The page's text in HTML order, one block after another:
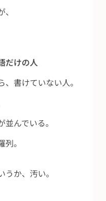
だけの人
書けていない人。
んでいる。
。
か、汚い。